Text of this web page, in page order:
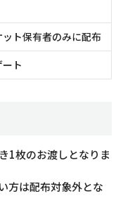
ト保有者のみに配布
ト
1枚のお渡しとなりま
方は配布対象外とな